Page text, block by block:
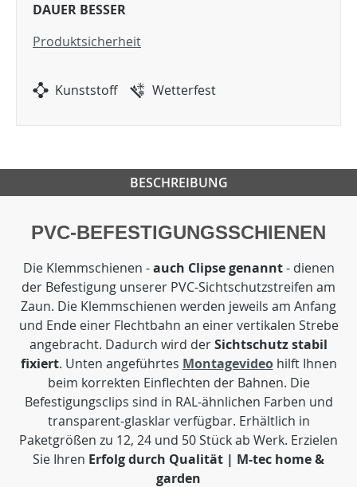
DAUER BESSER
Produktsicherheit
Kunststoff Wetterfest
BESCHREIBUNG
PVC-BEFESTIGUNGSSCHIENEN
Die Klemmschienen -auch Clipse genannt- dienen
der Befestigung unserer PVC-Sichtschutzstreifen am
Zaun. Die Klemmschienen werden jeweils am Anfang
und Ende einer Flechtbahn an einer vertikalen Strebe
angebracht. Dadurch wird derSichtschutz stabil
fixiert. Unten angeführtes Montagevideohilft Ihnen
beim korrekten Einflechten der Bahnen. Die
Befestigungsclips sind in RAL-ähnlichen Farben und
transparent-glasklar verfügbar. Erhältlich in
Paketgrößen zu 12, 24 und 50 Stück ab Werk. Erzielen
Sie Ihren Erfolg durch Qualität | M-tec home &
garden